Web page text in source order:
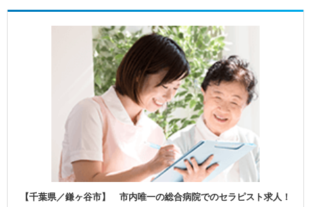
【千葉県／鎌ヶ谷市】 市内唯一の総合病院でのセラピスト求人！